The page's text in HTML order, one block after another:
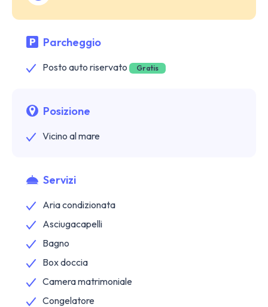
Parcheggio
Posto auto riservato Gratis
Posizione
Vicino al mare
Servizi
Aria condizionata
Asciugacapelli
Bagno
Box doccia
Camera matrimoniale
Congelatore